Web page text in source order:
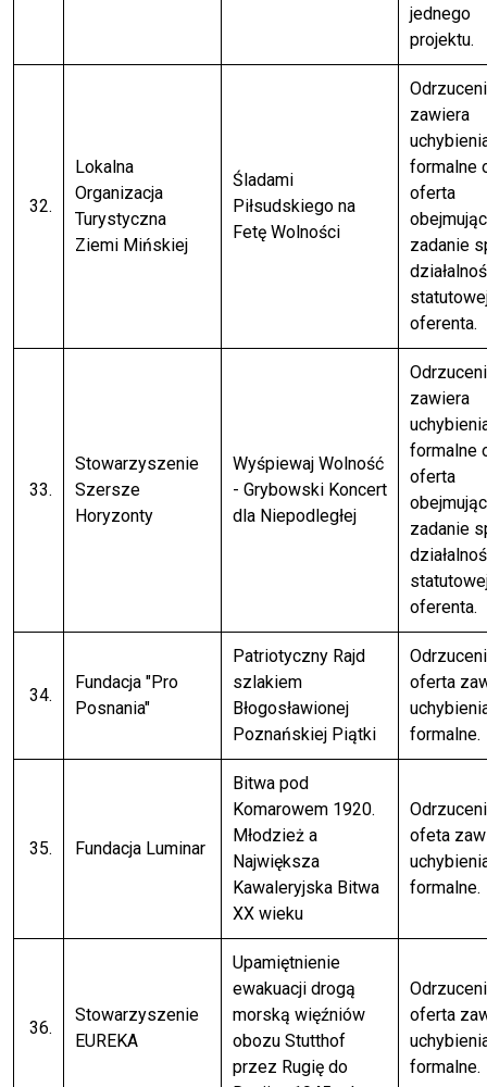
jednego
projektu.
32.
Lokalna
Organizacja
Turystyczna
Ziemi Mińskiej
Śladami
Piłsudskiego na
Fetę Wolności
zawiera
formalne
oferta
zadanie
oferenta.
33.
Stowarzyszenie
Szersze
Horyzonty
Wyśpiewaj Wolność
- Grybowski Koncert
dla Niepodległej
zawiera
formalne
oferta
zadanie
oferenta.
34.
Fundacja "Pro
Posnania"
Patriotyczny Rajd
szlakiem
Błogosławionej
Poznańskiej Piątki
oferta
formalne.
35. Fundacja Luminar
Bitwa pod
Komarowem 1920.
Młodzież a
Największa
Kawaleryjska Bitwa
XX wieku
ofeta
formalne.
36.
Stowarzyszenie
EUREKA
Upamiętnienie
ewakuacji drogą
morską więźniów
obozu Stutthof
przez Rugię do
oferta
formalne.